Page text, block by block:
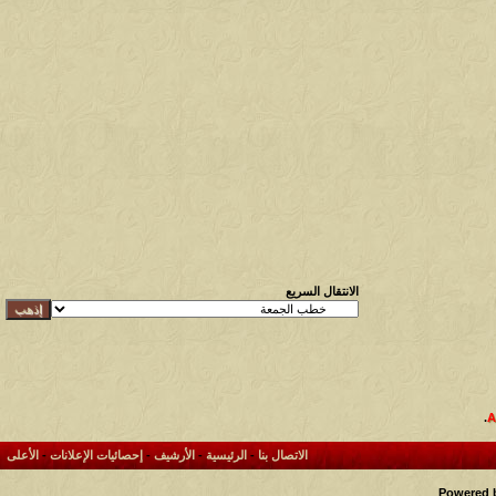
الانتقال السريع
.
الاتصال بنا- الرئيسية-الأرشيف- إحصائيات الإعلانات- الأعلى
Powered